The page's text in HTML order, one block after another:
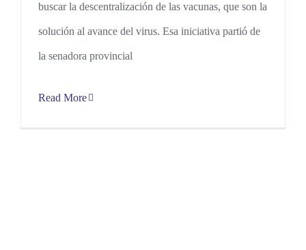
buscar la descentralización de las vacunas, que son la
solución al avance del virus. Esa iniciativa partió de
la senadora provincial
Read More